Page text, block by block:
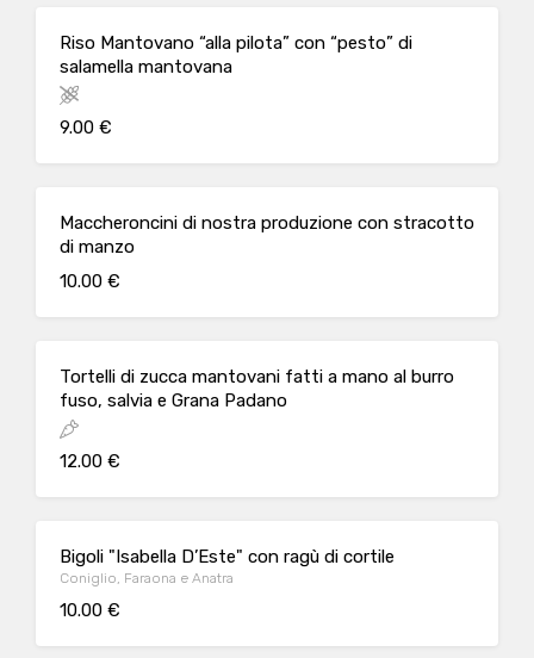
Riso Mantovano “alla pilota” con “pesto” di
salamella mantovana
9.00 €
Maccheroncini di nostra produzione con stracotto
di manzo
10.00 €
Tortelli di zucca mantovani fatti a mano al burro
fuso, salvia e Grana Padano
12.00 €
Bigoli "Isabella D’Este" con ragù di cortile
Coniglio, Faraona e Anatra
10.00 €